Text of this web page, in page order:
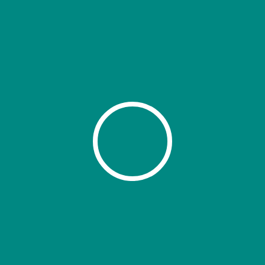
Pénurie de main-d’œuvre, inflation,
accélération de l’évolution technologique :
Assurer la performance financière de votre